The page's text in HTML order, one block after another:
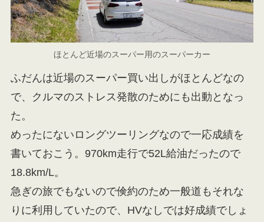
ほとんど近場のスーパー用のスーパーカー
ふだんは近場のスーパー買い出しがほとんどなの
で、クルマのストレス発散のためにも出動となっ
た。
めったにないロングツーリングなので一応成績を
書いておこう。970km走行で52L給油だったので
18.8km/L。
急ぎの旅でもないので倹約のため一般道もそれな
りに利用していたので、HVなしでは好成績でしょ